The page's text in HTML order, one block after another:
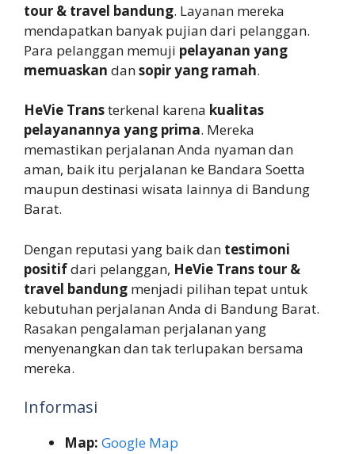
tour & travel bandung. Layanan mereka
mendapatkan banyak pujian dari pelanggan.
Para pelanggan memuji pelayanan yang
memuaskan dansopir yang ramah.
HeVie Transterkenal karena kualitas
pelayanannya yang prima. Mereka
memastikan perjalanan Anda nyaman dan
aman, baik itu perjalanan ke Bandara Soetta
maupun destinasi wisata lainnya di Bandung
Barat.
Dengan reputasi yang baik dan testimoni
positifdari pelanggan, HeVie Trans tour &
travel bandung menjadi pilihan tepat untuk
kebutuhan perjalanan Anda di Bandung Barat.
Rasakan pengalaman perjalanan yang
menyenangkan dan tak terlupakan bersama
mereka.
Informasi
Map: Google Map